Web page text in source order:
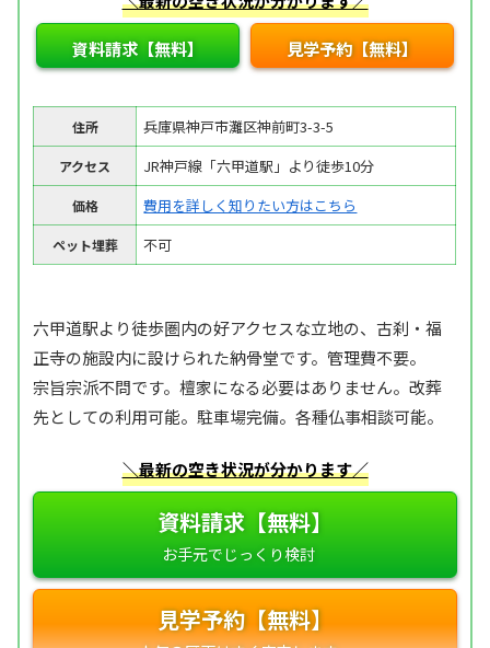
資料請求【無料】 見学予約【無料】
住所 兵庫県神戸市灘区神前町3-3-5
アクセス JR神戸線「六甲道駅」より徒歩10分
価格 費用を詳しく知りたい方はこちら
ペット埋葬 不可
六甲道駅より徒歩圏内の好アクセスな立地の、古刹・福
正寺の施設内に設けられた納骨堂です。管理費不要。
宗旨宗派不問です。檀家になる必要はありません。改葬
先としての利用可能。駐車場完備。各種仏事相談可能。
＼最新の空き状況が分かります／
資料請求【無料】
見学予約【無料】